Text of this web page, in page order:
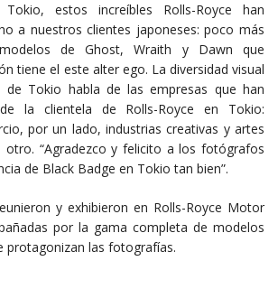
estos increíbles Rolls-Royce han
a nuestros clientes japoneses: poco más
de Ghost, Wraith y Dawn que
tiene el este alter ego. La diversidad visual
de Tokio habla de las empresas que han
la clientela de Rolls-Royce en Tokio:
por un lado, industrias creativas y artes
otro. “Agradezco y felicito a los fotógrafos
de Black Badge en Tokio tan bien”.
y exhibieron en Rolls-Royce Motor
por la gama completa de modelos
protagonizan las fotografías.